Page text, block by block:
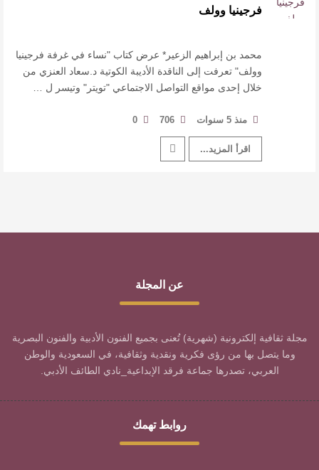
وولف” تعرفت إ …
فرجينيا وولف
محمد بن إبراهيم الزعير* عرض كتاب "نساء في غرفة فرجينيا
وولف" تعرفت إلى الناقدة الأديبة الكوتية د.سعاد العنزي من
خلال إحدى مواقع التواصل الاجتماعي "تويتر" وتيسر ل …
منذ 5 سنوات 706
0
اقرأ المزيد...
عن المجلة
مجلة ثقافية إلكترونية (شهرية) تُعنى بجميع الفنون الأدبية والفنون البصرية
وما يتصل بها من رؤى فكرية ونقدية وثقافية، في السعودية والوطن
العربي، تصدرها جماعة فرقد الإبداعية_نادي الطائف الأدبي.
روابط تهمك